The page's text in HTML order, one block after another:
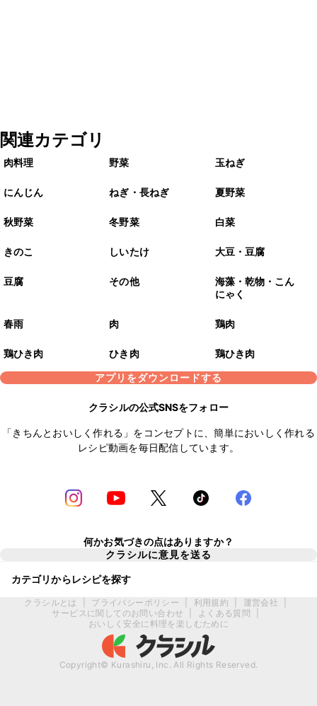
関連カテゴリ
肉料理 野菜 玉ねぎ
にんじん ねぎ・長ねぎ 夏野菜
秋野菜 冬野菜 白菜
きのこ しいたけ 大豆・豆腐
豆腐 その他
海藻・乾物・こん
にゃく
春雨 肉 鶏肉
鶏ひき肉 ひき肉
鶏ひき肉
アプリをダウンロードする
クラシルの公式SNSをフォロー
「きちんとおいしく作れる」をコンセプトに、簡単においしく作れる
レシピ動画を毎日配信しています。
何かお気づきの点はありますか？
クラシルに意見を送る
カテゴリからレシピを探す
クラシルとは プライバシーポリシー 利用規約 運営会社
サービスに関してのお問い合わせ
よくある質問
おいしく安全に料理を楽しむために
Copyright© Kurashiru, Inc. All Rights Reserved.